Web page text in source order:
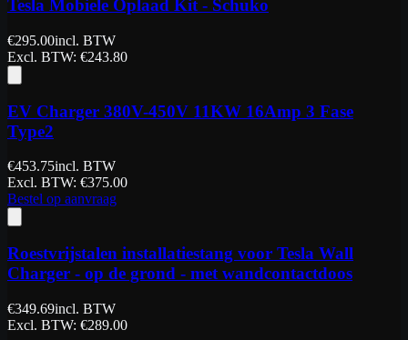
Tesla Mobiele Oplaad Kit - Schuko
€295.00incl. BTW
Excl. BTW: €243.80
EV Charger 380V-450V 11KW 16Amp 3 Fase
Type2
€453.75incl. BTW
Excl. BTW: €375.00
Bestel op aanvraag
Roestvrijstalen installatiestang voor Tesla Wall
Charger - op de grond - met wandcontactdoos
€349.69incl. BTW
Excl. BTW: €289.00